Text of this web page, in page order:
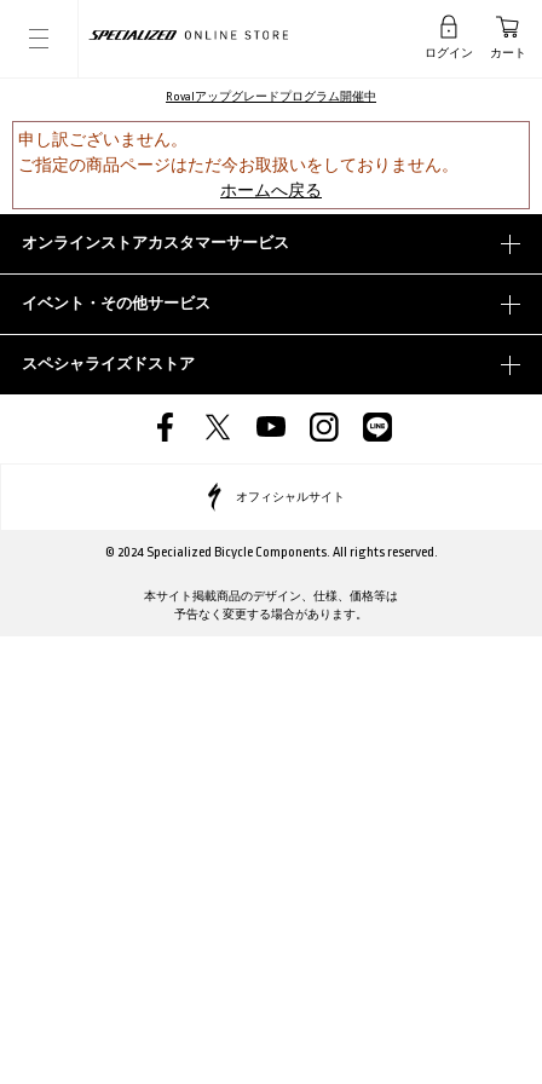
ログイン カート
Rovalアップグレードプログラム開催中
申し訳ございません。
ご指定の商品ページはただ今お取扱いをしておりません。
ホームへ戻る
オンラインストアカスタマーサービス
イベント・その他サービス
スペシャライズドストア
オフィシャルサイト
© 2024 Specialized Bicycle Components. All rights reserved.
本サイト掲載商品のデザイン、仕様、価格等は
予告なく変更する場合があります。